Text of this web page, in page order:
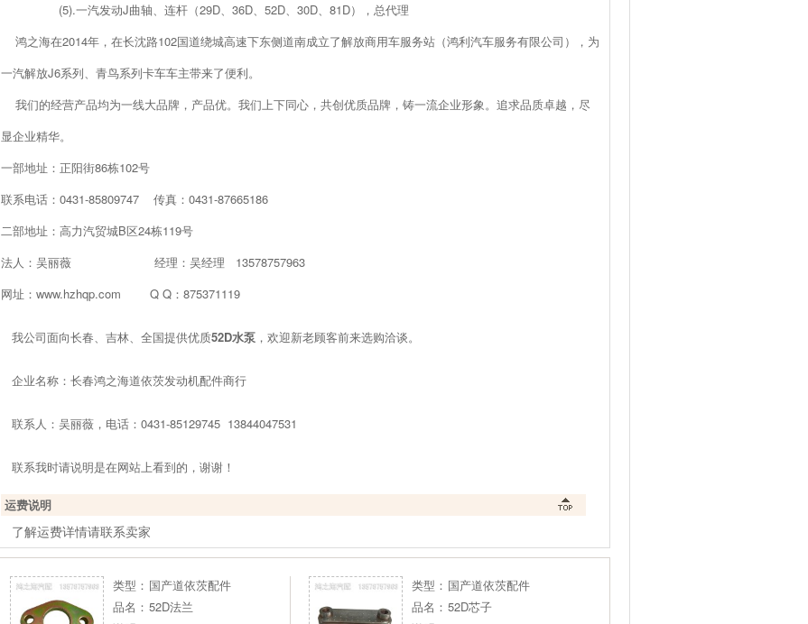
(5).一汽发动J曲轴、连杆（29D、36D、52D、30D、81D），总代理
鸿之海在2014年，在长沈路102国道绕城高速下东侧道南成立了解放商用车服务站（鸿利汽车服务有限公司），为
一汽解放J6系列、青鸟系列卡车车主带来了便利。
我们的经营产品均为一线大品牌，产品优。我们上下同心，共创优质品牌，铸一流企业形象。追求品质卓越，尽
显企业精华。
一部地址：正阳街86栋102号
联系电话：0431-85809747 传真：0431-87665186
二部地址：高力汽贸城B区24栋119号
法人：吴丽薇 经理：吴经理 13578757963
网址：www.hzhqp.com Q Q：875371119
我公司面向长春、吉林、全国提供优质52D水泵 ，欢迎新老顾客前来选购洽谈。
企业名称：长春鸿之海道依茨发动机配件商行
联系人：吴丽薇，电话：0431-85129745 13844047531
联系我时请说明是在网站上看到的，谢谢！
运费说明
了解运费详情请联系卖家
类型： 国产道依茨配件
品名： 52D法兰
类型： 国产道依茨配件
品名： 52D芯子